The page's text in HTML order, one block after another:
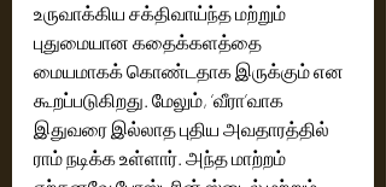
உருவாக்கிய சக்திவாய்ந்த மற்றும்
புதுமையான கதைக்களத்தை
மையமாகக் கொண்டதாக இருக்கும் என
கூறப்படுகிறது. மேலும், ‘வீரா’வாக
இதுவரை இல்லாத புதிய அவதாரத்தில்
ராம் நடிக்க உள்ளார். அந்த மாற்றம்